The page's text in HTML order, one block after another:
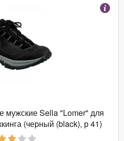
мужские Sella "Lomer" для
(черный (black), р 41)